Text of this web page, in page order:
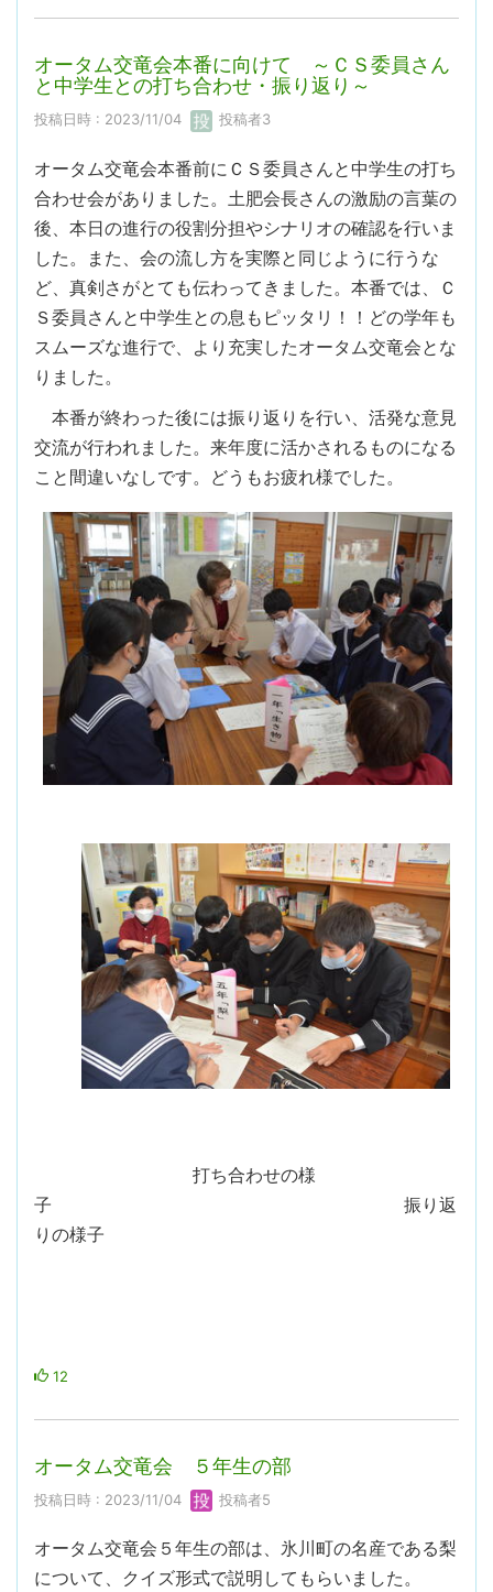
オータム交竜会本番に向けて ～ＣＳ委員さん
と中学生との打ち合わせ・振り返り～
投稿日時 : 2023/11/04 投稿者3
オータム交竜会本番前にＣＳ委員さんと中学生の打ち
合わせ会がありました。土肥会長さんの激励の言葉の
後、本日の進行の役割分担やシナリオの確認を行いま
した。また、会の流し方を実際と同じように行うな
ど、真剣さがとても伝わってきました。本番では、Ｃ
Ｓ委員さんと中学生との息もピッタリ！！どの学年も
スムーズな進行で、より充実したオータム交竜会とな
りました。
本番が終わった後には振り返りを行い、活発な意見
交流が行われました。来年度に活かされるものになる
こと間違いなしです。どうもお疲れ様でした。
打ち合わせの様
子 振り返
りの様子
12
オータム交竜会 ５年生の部
投稿日時 : 2023/11/04 投稿者5
オータム交竜会５年生の部は、氷川町の名産である梨
について、クイズ形式で説明してもらいました。